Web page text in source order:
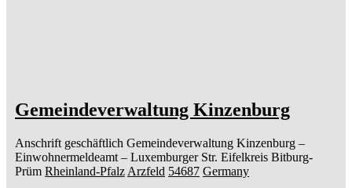
Gemeindeverwaltung Kinzenburg
Anschrift geschäftlich Gemeindeverwaltung Kinzenburg –
Einwohnermeldeamt – Luxemburger Str. Eifelkreis Bitburg-
Prüm Rheinland-Pfalz Arzfeld 54687 Germany